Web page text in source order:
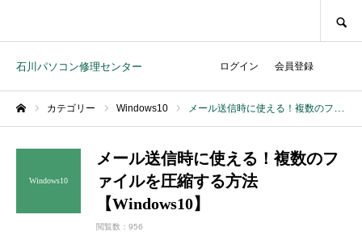
石川パソコン修理センター ログイン 会員登録
カテゴリー Windows10 メール送信時に使える！複数のファイルを圧縮する方法【Windows10】
Windows10
メール送信時に使える！複数のフ
ァイルを圧縮する方法
【Windows10】
閲覧数：956